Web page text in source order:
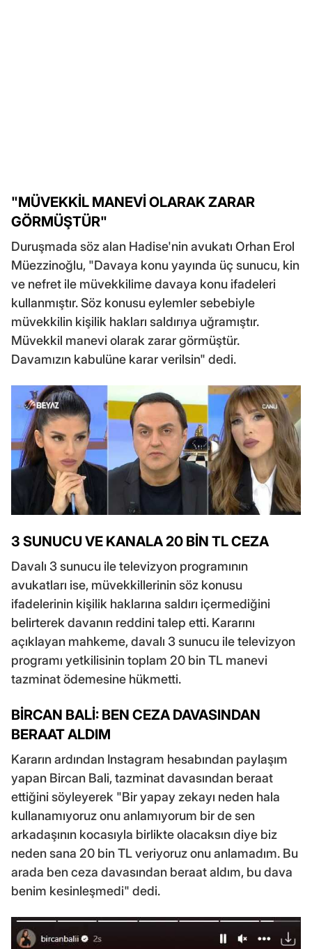
"MÜVEKKİL MANEVİ OLARAK ZARAR
GÖRMÜŞTÜR"
Duruşmada söz alan Hadise'nin avukatı Orhan Erol
Müezzinoğlu, "Davaya konu yayında üç sunucu, kin
ve nefret ile müvekkilime davaya konu ifadeleri
kullanmıştır. Söz konusu eylemler sebebiyle
müvekkilin kişilik hakları saldırıya uğramıştır.
Müvekkil manevi olarak zarar görmüştür.
Davamızın kabulüne karar verilsin" dedi.
3 SUNUCU VE KANALA 20 BİN TL CEZA
Davalı 3 sunucu ile televizyon programının
avukatları ise, müvekkillerinin söz konusu
ifadelerinin kişilik haklarına saldırı içermediğini
belirterek davanın reddini talep etti. Kararını
açıklayan mahkeme, davalı 3 sunucu ile televizyon
programı yetkilisinin toplam 20 bin TL manevi
tazminat ödemesine hükmetti.
BİRCAN BALİ: BEN CEZA DAVASINDAN
BERAAT ALDIM
Kararın ardından Instagram hesabından paylaşım
yapan Bircan Bali, tazminat davasından beraat
ettiğini söyleyerek "Bir yapay zekayı neden hala
kullanamıyoruz onu anlamıyorum bir de sen
arkadaşının kocasıyla birlikte olacaksın diye biz
neden sana 20 bin TL veriyoruz onu anlamadım. Bu
arada ben ceza davasından beraat aldım, bu dava
benim kesinleşmedi" dedi.